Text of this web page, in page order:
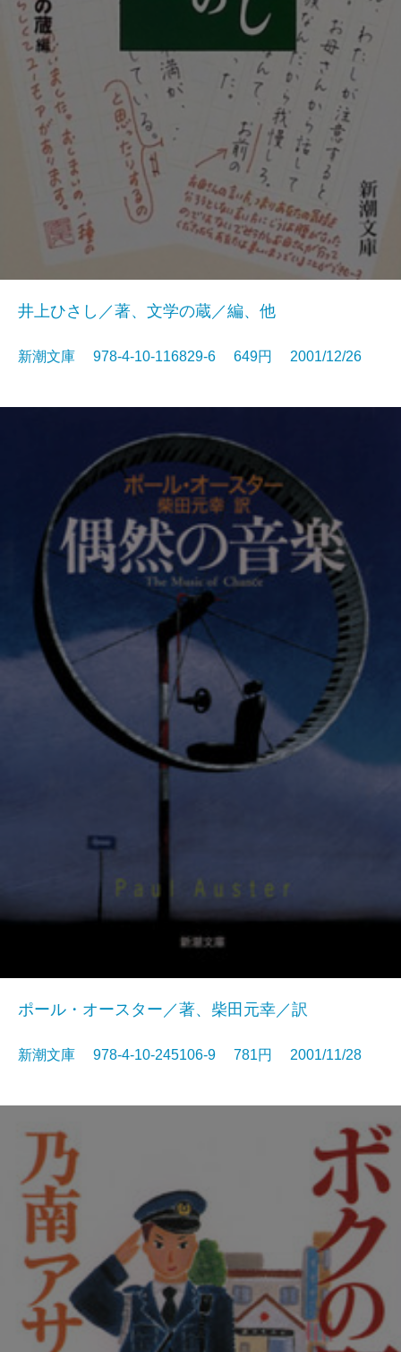
井上ひさし／著、文学の蔵／編、他
新潮文庫 978-4-10-116829-6 649円 2001/12/26
ポール・オースター／著、柴田元幸／訳
新潮文庫 978-4-10-245106-9 781円 2001/11/28